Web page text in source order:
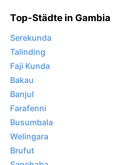
Top-Städte in Gambia
Serekunda
Talinding
Faji Kunda
Bakau
Banjul
Farafenni
Busumbala
Welingara
Brufut